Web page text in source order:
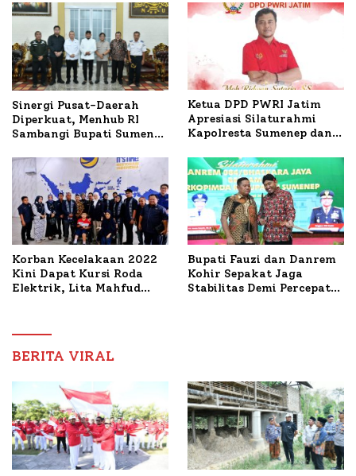
Sinergi Pusat-Daerah
Diperkuat, Menhub RI
Sambangi Bupati Sumenep
Mutiara Sentosa II
Ketua DPD PWRI Jatim
Apresiasi Silaturahmi
Kapolresta Sumenep dan
Ideal Polri-Pers
Korban Kecelakaan 2022
Kini Dapat Kursi Roda
Elektrik, Lita Mahfud
Nabil
Bupati Fauzi dan Danrem
Kohir Sepakat Jaga
Stabilitas Demi Percepat
BERITA VIRAL